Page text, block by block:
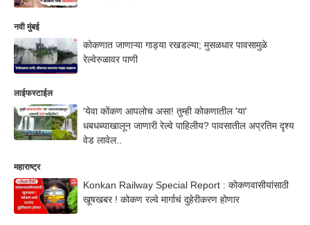
नवी मुंबई
कोकणात जाणाऱ्या गाड्या रखडल्या; मुसळधार पावसामुळे
रेल्वेरुळावर पाणी
लाईफस्टाईल
'येवा कोंकण आपलोच असा! तुम्ही कोकणातील 'या'
धबधब्याखालून जाणारी रेल्वे पाहिलीय? पावसातील अप्रतिम दृश्य
वेड लावेल..
महाराष्ट्र
Konkan Railway Special Report : कोकणवासीयांसाठी
खूषखबर ! कोकण रल्वे मार्गाचं दुहेरीकरण होणार